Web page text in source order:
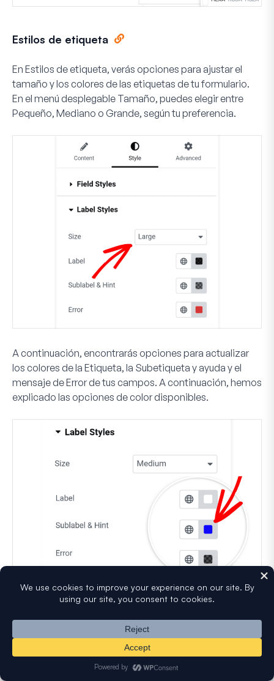
Estilos de etiqueta
En Estilos de etiqueta, verás opciones para ajustar el
tamaño y los colores de las etiquetas de tu formulario.
En el menú desplegable Tamaño, puedes elegir entre
Pequeño, Mediano o Grande, según tu preferencia.
A continuación, encontrarás opciones para actualizar
los colores de la Etiqueta, la Subetiqueta y ayuda y el
mensaje deErrorde tus campos. A continuación, hemos
explicado las opciones de color disponibles.
Etiqueta: Esta opción cambia el color del texto de
Subetiqueta y ayuda: Esta opción controla el
color de las subetiquetas y las ayudas de los
campos que aparecen cuando WPForms sugiere